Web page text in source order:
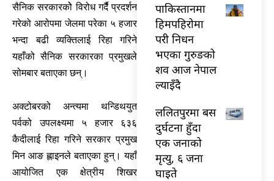
सैनिक सरकारकोे विरोध गर्दैै प्रदर्शन
गरेको आरोपमा जेलमा परेका ५ हजार
भन्दा बढी व्यक्तिलाई रिहा गरिने
यहाँको सैनिक सरकारका प्रमुखले
सोमबार बताएका छन्।
अक्टोबरको अन्त्यमा थन्डिथयुत
पर्वको उपलक्ष्यमा ५ हजार ६३६
कैदीलाई रिहा गरिने सरकार प्रमुख
मिन आङ ह्लाइनले बताएका हुन्। यहाँ
आयोजित एक क्षेत्रीय शिखर
पाकिस्तानमा
हिमपहिरोमा
परी निधन
भएका गुरुङको
शव आज नेपाल
ल्याइँदै
ललितपुरमा बस
दुर्घटना हुँदा
एक जनाको
मृत्यु, ६ जना
घाइते